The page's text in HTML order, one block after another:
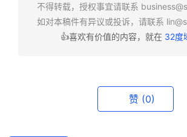
不得转载，授权事宜请联系
如对本稿件有异议或投诉，请联系
👍喜欢有价值的内容，就在 32度
赞 (0)